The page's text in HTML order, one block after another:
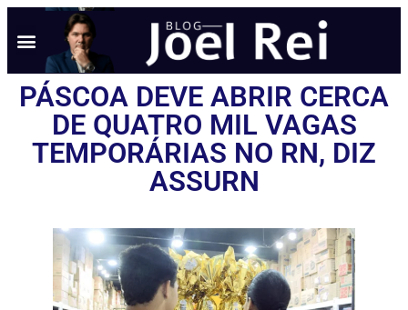
PÁSCOA DEVE ABRIR CERCA
DE QUATRO MIL VAGAS
TEMPORÁRIAS NO RN, DIZ
ASSURN